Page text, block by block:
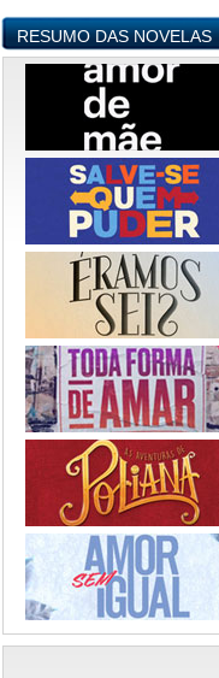
RESUMO DAS NOVELAS